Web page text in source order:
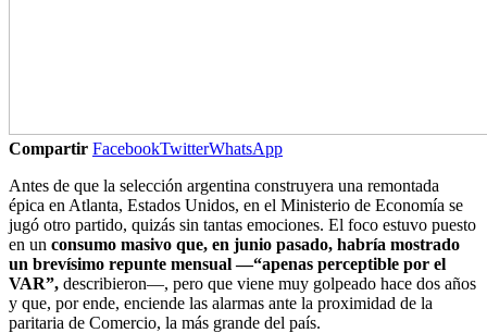
Compartir FacebookTwitterWhatsApp
Antes de que la selección argentina construyera una remontada
épica en Atlanta, Estados Unidos, en el Ministerio de Economía se
jugó otro partido, quizás sin tantas emociones. El foco estuvo puesto
en un consumo masivo que, en junio pasado, habría mostrado
un brevísimo repunte mensual —“apenas perceptible por el
VAR”, describieron—, pero que viene muy golpeado hace dos años
y que, por ende, enciende las alarmas ante la proximidad de la
paritaria de Comercio, la más grande del país.